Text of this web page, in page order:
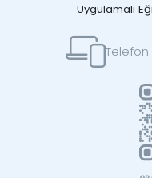
Uygulamalı